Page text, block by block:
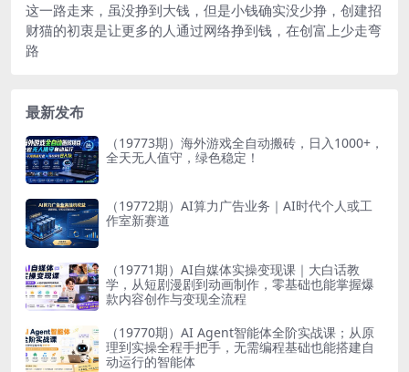
这一路走来，虽没挣到大钱，但是小钱确实没少挣，创建招
财猫的初衷是让更多的人通过网络挣到钱，在创富上少走弯
路
最新发布
（19773期）海外游戏全自动搬砖，日入1000+，
全天无人值守，绿色稳定！
（19772期）AI算力广告业务｜AI时代个人或工
作室新赛道
（19771期）AI自媒体实操变现课｜大白话教
学，从短剧漫剧到动画制作，零基础也能掌握爆
款内容创作与变现全流程
（19770期）AI Agent智能体全阶实战课；从原
理到实操全程手把手，无需编程基础也能搭建自
动运行的智能体